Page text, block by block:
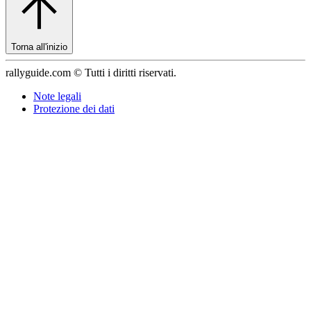
Torna all'inizio
rallyguide.com © Tutti i diritti riservati.
Note legali
Protezione dei dati